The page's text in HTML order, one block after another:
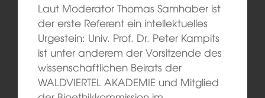
Laut Moderator Thomas Samhaber ist
der erste Referent ein intellektuelles
Urgestein: Univ. Prof. Dr. Peter Kampits
ist unter anderem der Vorsitzende des
wissenschaftlichen Beirats der
WALDVIERTEL AKADEMIE und Mitglied